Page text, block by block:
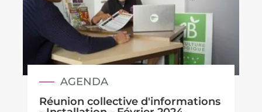
AGENDA
Réunion collective d'informations